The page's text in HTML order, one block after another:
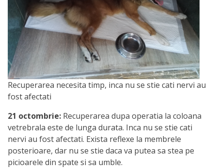
Recuperarea necesita timp, inca nu se stie cati nervi au
fost afectati
21 octombrie: Recuperarea dupa operatia la coloana
vetrebrala este de lunga durata. Inca nu se stie cati
nervi au fost afectati. Exista reflexe la membrele
posterioare, dar nu se stie daca va putea sa stea pe
picioarele din spate si sa umble.